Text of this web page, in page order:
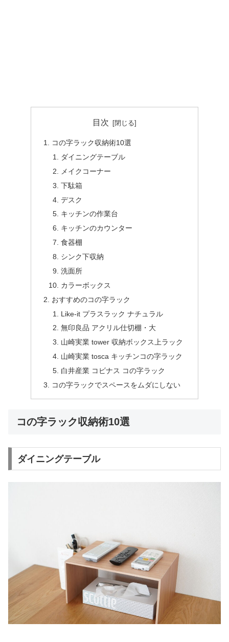
目次
コの字ラック収納術10選
ダイニングテーブル
メイクコーナー
下駄箱
デスク
キッチンの作業台
キッチンのカウンター
食器棚
シンク下収納
洗面所
カラーボックス
おすすめのコの字ラック
Like-it プラスラック ナチュラル
無印良品 アクリル仕切棚・大
山崎実業 tower 収納ボックス上ラック
山崎実業 tosca キッチンコの字ラック
白井産業 コビナス コの字ラック
コの字ラックでスペースをムダにしない
コの字ラック収納術10選
ダイニングテーブル